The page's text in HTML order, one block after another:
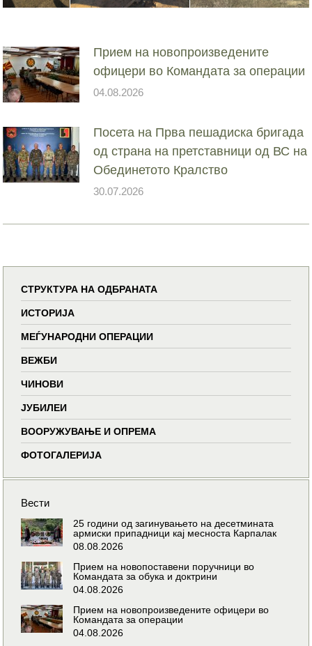
Прием на новопроизведените
офицери во Командата за операции
04.08.2026
Посета на Прва пешадиска бригада
од страна на претставници од ВС на
Обединетото Кралство
30.07.2026
СТРУКТУРА НА ОДБРАНАТА
ИСТОРИЈА
МЕЃУНАРОДНИ ОПЕРАЦИИ
ВЕЖБИ
ЧИНОВИ
ЈУБИЛЕИ
ВООРУЖУВАЊЕ И ОПРЕМА
ФОТОГАЛЕРИЈА
Вести
25 години од загинувањето на десетмината
армиски припадници кај месноста Карпалак
08.08.2026
Прием на новопоставени поручници во
Командата за обука и доктрини
04.08.2026
Прием на новопроизведените офицери во
Командата за операции
04.08.2026